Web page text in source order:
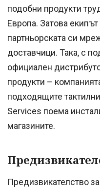
подобни продукти
Европа. Затова
партньорската си
доставчици. Така, с
официален
продукти –
подходящите
Services поема
магазините.
Предизвикателство